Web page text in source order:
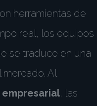
herramientas de
real, los equipos
se traduce en una
Al
, las